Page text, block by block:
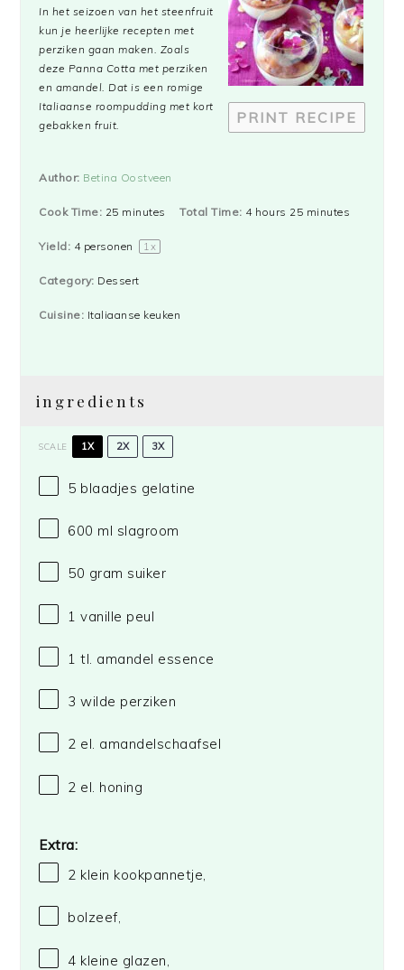
PRINT RECIPE
In het seizoen van het steenfruit
kun je heerlijke recepten met
perziken gaan maken. Zoals
deze Panna Cotta met perziken
en amandel. Dat is een romige
Italiaanse roompudding met kort
gebakken fruit.
Author: Betina Oostveen
Cook Time: 25 minutes Total Time: 4 hours 25 minutes
Yield: 4personen 1x
Category: Dessert
Cuisine: Italiaanse keuken
ingredients
SCALE 1X 2X 3X
5 blaadjes gelatine
600 ml slagroom
50 gram suiker
1 vanille peul
1 tl. amandel essence
3 wilde perziken
2 el. amandelschaafsel
2 el. honing
Extra:
2 klein kookpannetje,
bolzeef,
4 kleine glazen,